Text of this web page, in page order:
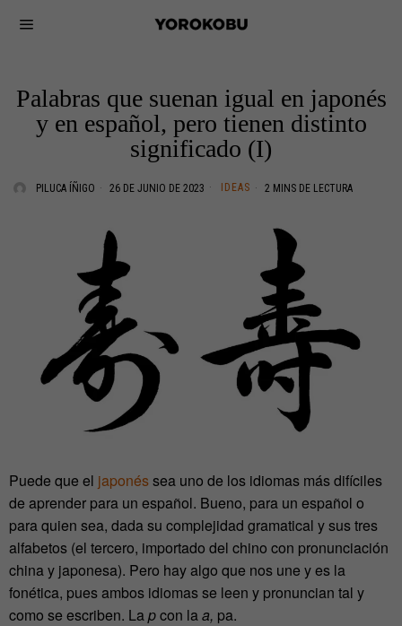
Palabras que suenan igual en japonés
y en español, pero tienen distinto
significado (I)
PILUCA ÍÑIGO 26 DE JUNIO DE 2023 IDEAS 2 MINS DE LECTURA
Puede que el japonéssea uno de los idiomas más difíciles
de aprender para un español. Bueno, para un español o
para quien sea, dada su complejidad gramatical y sus tres
alfabetos (el tercero, importado del chino con pronunciación
china y japonesa). Pero hay algo que nos une y es la
fonética, pues ambos idiomas se leen y pronuncian tal y
como se escriben. Lapcon laa, pa.